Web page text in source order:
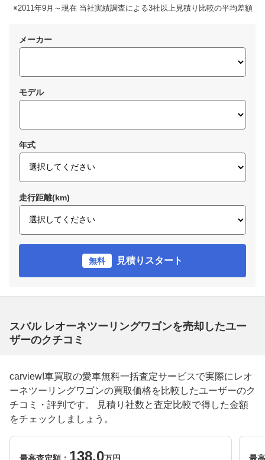
※2011年9月～現在 当社実績調査による3社以上見積り比較の平均差額
メーカー
モデル
年式
走行距離(km)
無料 見積りスタート
スバル レオーネツーリングワゴンを売却したユー
ザーのクチコミ
carview!車買取の愛車無料一括査定サービスで実際にレオ
ーネツーリングワゴンの買取価格を比較したユーザーのク
チコミ・評判です。 見積り社数と査定比較で得した金額
をチェックしましょう。
138.0